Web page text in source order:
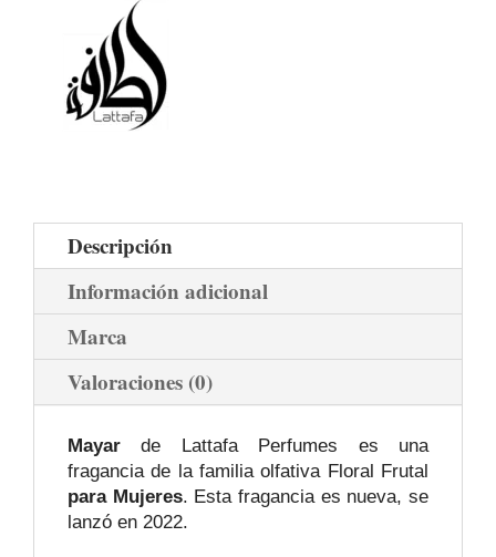
Descripción
Información adicional
Marca
Valoraciones (0)
Mayar de Lattafa Perfumes es una
fragancia de la familia olfativa Floral Frutal
para Mujeres. Esta fragancia es nueva, se
lanzó en 2022.